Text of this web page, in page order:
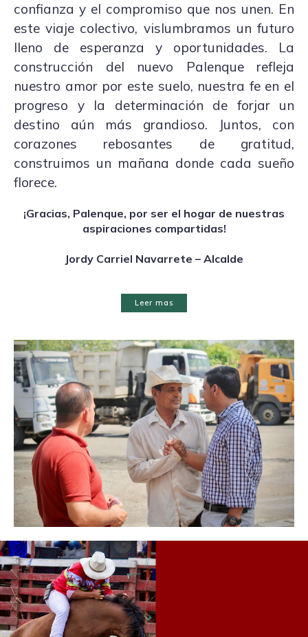
confianza y el compromiso que nos unen. En
este viaje colectivo, vislumbramos un futuro
lleno de esperanza y oportunidades. La
construcción del nuevo Palenque refleja
nuestro amor por este suelo, nuestra fe en el
progreso y la determinación de forjar un
destino aún más grandioso. Juntos, con
corazones rebosantes de gratitud,
construimos un mañana donde cada sueño
florece.
¡Gracias, Palenque, por ser el hogar de nuestras
aspiraciones compartidas!
Jordy Carriel Navarrete – Alcalde
Leer mas